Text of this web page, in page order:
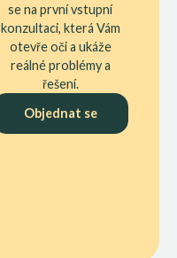
se na první vstupní
konzultaci, která Vám
otevře oči a ukáže
reálné problémy a
řešení.
Objednat se